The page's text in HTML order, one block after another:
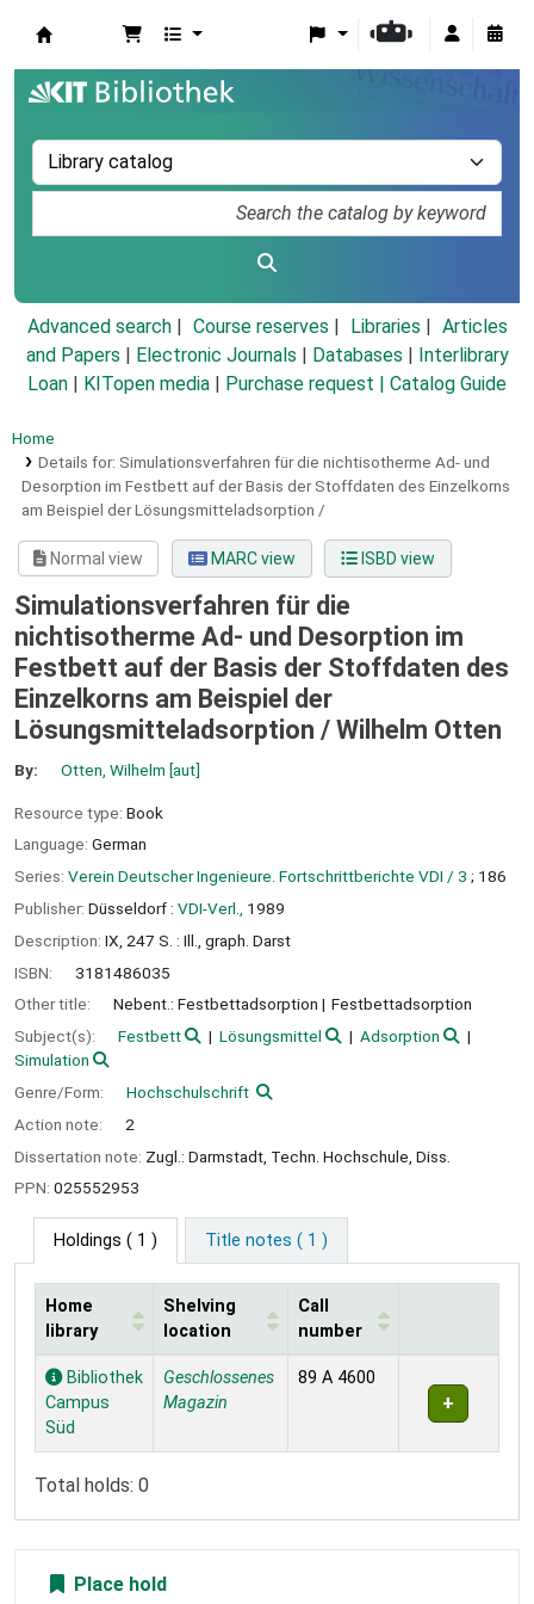
Advanced search Course reserves Libraries
Articles
and Papers
Electronic Journals Databases
Interlibrary
Loan
KITopen media Purchase request | Catalog Guide
Home
Details for: Simulationsverfahren für die nichtisotherme Ad- und
Desorption im Festbett auf der Basis der Stoffdaten des Einzelkorns
am Beispiel der Lösungsmitteladsorption /
Normal view MARC view ISBD view
Simulationsverfahren für die
nichtisotherme Ad- und Desorption im
Festbett auf der Basis der Stoffdaten des
Einzelkorns am Beispiel der
Lösungsmitteladsorption / Wilhelm Otten
By: Otten, Wilhelm [aut]
Resource type: Book
Language: German
Series: Verein Deutscher Ingenieure. Fortschrittberichte VDI / 3 ; 186
Publisher: Düsseldorf : VDI-Verl.,
1989
Description: IX, 247 S. : Ill., graph. Darst
ISBN:
3181486035
Other title:
Nebent.: Festbettadsorption
Festbettadsorption
Subject(s):
Festbett Lösungsmittel
Adsorption
Simulation
Genre/Form:
Hochschulschrift
Action note:
2
Dissertation note: Zugl.: Darmstadt, Techn. Hochschule, Diss.
PPN: 025552953
Holdings ( 1 ) Title notes ( 1 )
Holdings
Home
library
Shelving
location
Call
number
Bibliothek
Campus
Süd
Geschlossenes
Magazin
89 A 4600
Total holds: 0
Place hold